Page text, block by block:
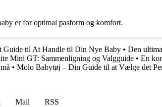
er for optimal pasform og komfort.
Guide til At Handle til Din Nye Baby • Den
Mini GT: Sammenligning og Valgguide • En
• Molo Babytøj – Din Guide til at Vælge det
Mail
RSS